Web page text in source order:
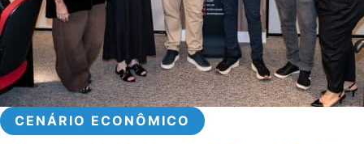
CENÁRIO ECONÔMICO